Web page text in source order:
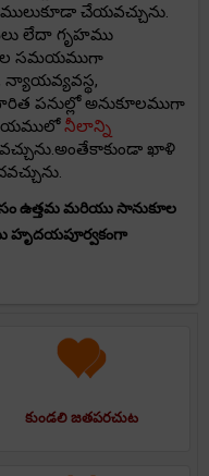
చేయవచ్చును.
లేదా గృహము
సమయముగా
న్యాయవ్యవస్థ,
పనుల్లో అనుకూలముగా
నీలాన్ని
ఖాళి
ఉత్తమ మరియు సానుకూల
హృదయపూర్వకంగా
కుండలి జతపరచుట